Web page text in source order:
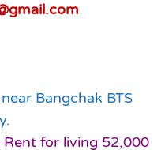
near Bangchak BTS
Rent for living 52,000